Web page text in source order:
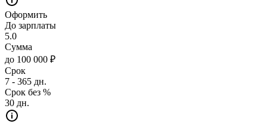
Оформить
До зарплаты
5.0
Сумма
до 100 000 ₽
Срок
7 - 365 дн.
Срок без %
30 дн.